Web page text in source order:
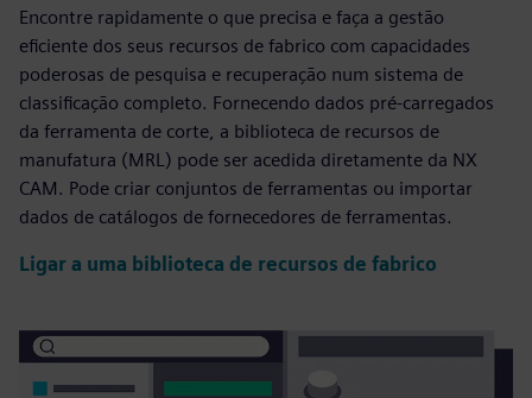
Encontre rapidamente o que precisa e faça a gestão
eficiente dos seus recursos de fabrico com capacidades
poderosas de pesquisa e recuperação num sistema de
classificação completo. Fornecendo dados pré-carregados
da ferramenta de corte, a biblioteca de recursos de
manufatura (MRL) pode ser acedida diretamente da NX
CAM. Pode criar conjuntos de ferramentas ou importar
dados de catálogos de fornecedores de ferramentas.
Ligar a uma biblioteca de recursos de fabrico